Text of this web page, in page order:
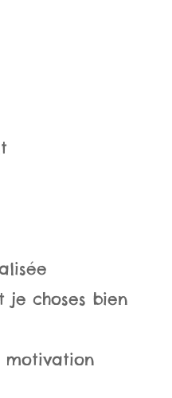
je choses bien
motivation